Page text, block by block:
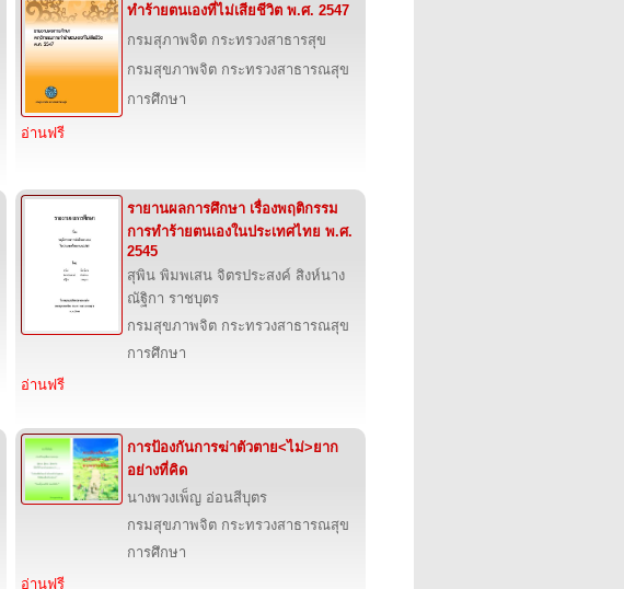
ทำร้ายตนเองที่ไม่เสียชีวิต พ.ศ. 2547
กรมสุภาพจิต กระทรวงสาธารสุข
กรมสุขภาพจิต กระทรวงสาธารณสุข
การศึกษา
อ่านฟรี
รายานผลการศึกษา เรื่องพฤติกรรม
การทำร้ายตนเองในประเทศไทย พ.ศ.
2545
สุพิน พิมพเสน จิตรประสงค์ สิงห์นาง
ณัฐิกา ราชบุตร
กรมสุขภาพจิต กระทรวงสาธารณสุข
การศึกษา
อ่านฟรี
การป้องกันการฆ่าตัวตาย<ไม่>ยาก
อย่างที่คิด
นางพวงเพ็ญ อ่อนสีบุตร
กรมสุขภาพจิต กระทรวงสาธารณสุข
การศึกษา
อ่านฟรี